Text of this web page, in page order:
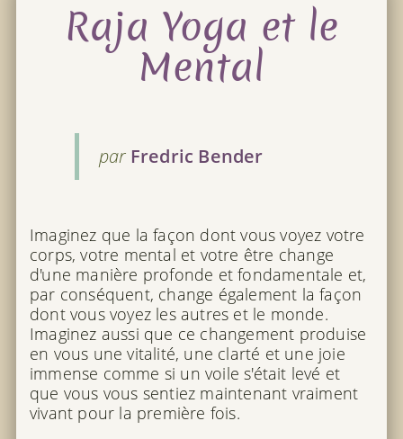
Raja Yoga et le
Mental
par Fredric Bender
Imaginez que la façon dont vous voyez votre
corps, votre mental et votre être change
d'une manière profonde et fondamentale et,
par conséquent, change également la façon
dont vous voyez les autres et le monde.
Imaginez aussi que ce changement produise
en vous une vitalité, une clarté et une joie
immense comme si un voile s'était levé et
que vous vous sentiez maintenant vraiment
vivant pour la première fois.